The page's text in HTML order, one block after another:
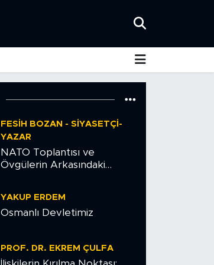
FESIH BOZAN - SIYASETÇI-
YAZAR
NATO Toplantısı ve
Övgülerin Arkasındaki
YAKUP ERDEM
Osmanlı Devletimiz
PROF. DR. EKREM ÇULFA